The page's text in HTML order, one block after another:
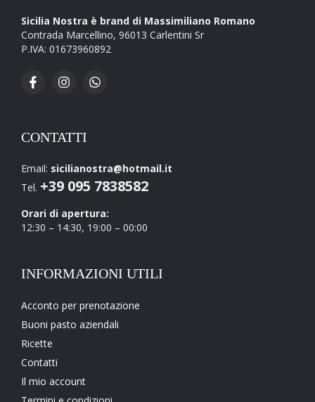
Sicilia Nostra è brand di Massimiliano Romano
Contrada Marcellino, 96013 Carlentini Sr
P.IVA: 01673960892
CONTATTI
Email: sicilianostra@hotmail.it
Tel. +39 095 7838582
Orari di apertura:
12:30 – 14:30, 19:00 – 00:00
INFORMAZIONI UTILI
Acconto per prenotazione
Buoni pasto aziendali
Ricette
Contatti
Il mio account